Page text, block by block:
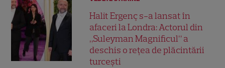
Halit Ergenç s-a lansat în
afaceri la Londra: Actorul din
„Suleyman Magnificul” a
deschis o rețea de plăcintării
turcești